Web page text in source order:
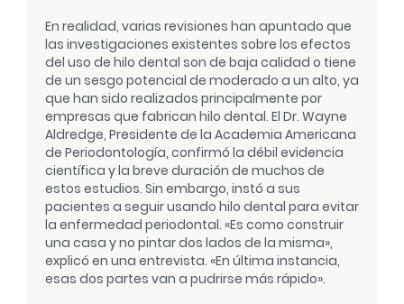
En realidad, varias revisiones han apuntado que
las investigaciones existentes sobre los efectos
del uso de hilo dental son de baja calidad o tiene
de un sesgo potencial de moderado a un alto, ya
que han sido realizados principalmente por
empresas que fabrican hilo dental. El Dr. Wayne
Aldredge, Presidente de la Academia Americana
de Periodontología, confirmó la débil evidencia
científica y la breve duración de muchos de
estos estudios. Sin embargo, instó a sus
pacientes a seguir usando hilo dental para evitar
la enfermedad periodontal. «Es como construir
una casa y no pintar dos lados de la misma»,
explicó en una entrevista. «En última instancia,
esas dos partes van a pudrirse más rápido».